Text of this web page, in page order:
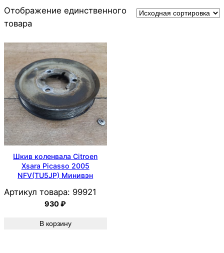
Отображение единственного
товара
Шкив коленвала Citroen
Xsara Picasso 2005
NFV(TU5JP) Минивэн
Артикул товара: 99921
930₽
В корзину